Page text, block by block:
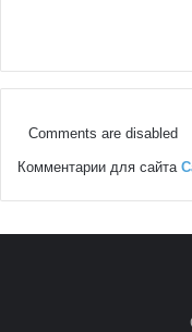
Comments are disabled
Комментарии для сайта